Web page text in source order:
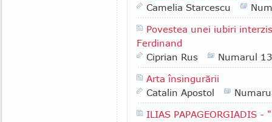
Camelia Starcescu
Povestea unei iubiri
Ferdinand
Ciprian Rus
Numarul
Arta însingurării
Catalin Apostol
ILIAS PAPAGEORGIADIS